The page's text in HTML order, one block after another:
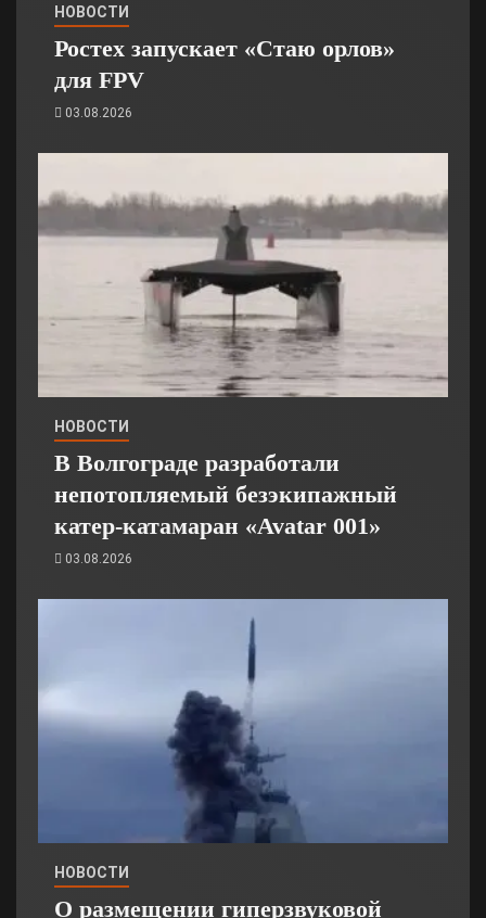
НОВОСТИ
Ростех запускает «Стаю орлов»
для FPV
03.08.2026
НОВОСТИ
В Волгограде разработали
непотопляемый безэкипажный
катер-катамаран «Avatar 001»
03.08.2026
НОВОСТИ
О размещении гиперзвуковой